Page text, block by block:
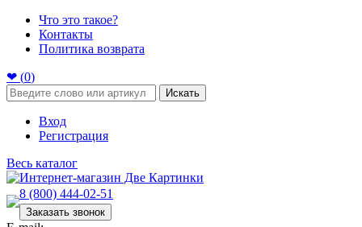
Что это такое?
Контакты
Политика возврата
❤ (0)
Искать
Вход
Регистрация
Весь каталог
8 (800) 444-02-51
Заказать звонок